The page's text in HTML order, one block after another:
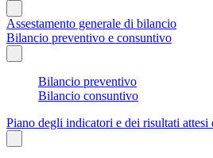
Assestamento generale di bilancio
Bilancio preventivo e consuntivo
Bilancio preventivo
Bilancio consuntivo
Piano degli indicatori e dei risultati